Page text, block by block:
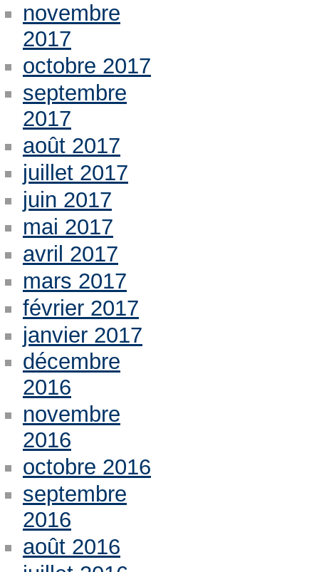
novembre
2017
octobre 2017
septembre
2017
août 2017
juillet 2017
juin 2017
mai 2017
avril 2017
mars 2017
février 2017
janvier 2017
décembre
2016
novembre
2016
octobre 2016
septembre
2016
août 2016